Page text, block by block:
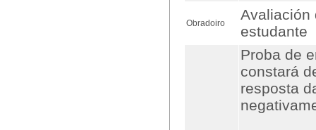
Obradoiro
Avaliación
estudante
Proba de
constará
resposta